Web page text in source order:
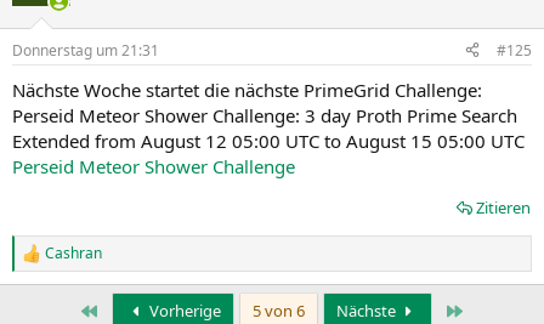
Donnerstag um 21:31 #125
Nächste Woche startet die nächste PrimeGrid Challenge:
Perseid Meteor Shower Challenge: 3 day Proth Prime Search
Extended from August 12 05:00 UTC to August 15 05:00 UTC
Perseid Meteor Shower Challenge
Zitieren
R
e
Cashran
Erste Vorherige 5 von 6 Nächste